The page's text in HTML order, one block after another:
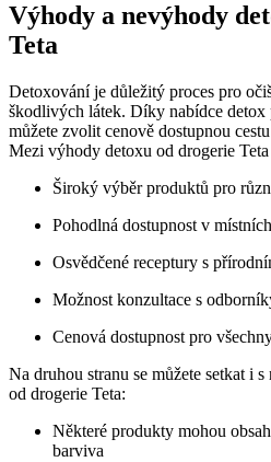
Výhody a nevýhody
Teta
Detoxování je důležitý proces pro
škodlivých látek. Díky nabídce detox
můžete zvolit cenově dostupnou
Mezi výhody detoxu od drogerie
Široký výběr produktů pro
Pohodlná dostupnost v
Osvědčené receptury s
Možnost konzultace s
Cenová dostupnost pro
Na druhou stranu se můžete setkat i
od drogerie Teta:
Některé produkty mohou
barviva